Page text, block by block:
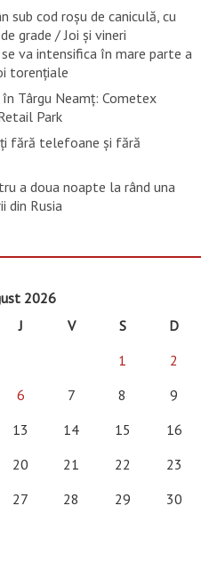
sub cod roșu de caniculă, cu
grade / Joi și vineri
va intensifica în mare parte a
torențiale
Târgu Neamț: Cometex
Park
fără telefoane și fără
a doua noapte la rând una
din Rusia
2026
J V S
D
1
2
6 7 8
9
13 14 15
16
20 21 22
23
27 28 29
30